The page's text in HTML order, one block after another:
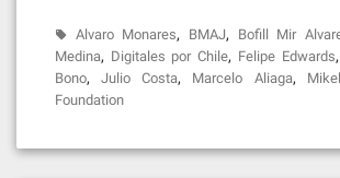
Alvaro Monares, BMAJ, Bofill Mir
Medina, Digitales por Chile, Felipe Edwards,
Bono,Julio Costa, Marcelo Aliaga,
Foundation